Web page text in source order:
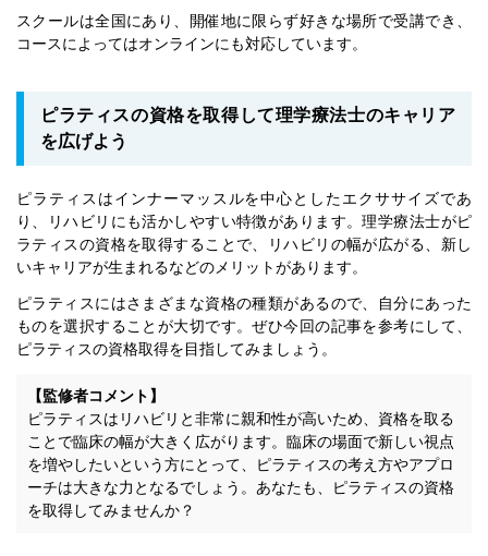
スクールは全国にあり、開催地に限らず好きな場所で受講でき、
コースによってはオンラインにも対応しています。
ピラティスの資格を取得して理学療法士のキャリア
を広げよう
ピラティスはインナーマッスルを中心としたエクササイズであ
り、リハビリにも活かしやすい特徴があります。理学療法士がピ
ラティスの資格を取得することで、リハビリの幅が広がる、新し
いキャリアが生まれるなどのメリットがあります。
ピラティスにはさまざまな資格の種類があるので、自分にあった
ものを選択することが大切です。ぜひ今回の記事を参考にして、
ピラティスの資格取得を目指してみましょう。
【監修者コメント】
ピラティスはリハビリと非常に親和性が高いため、資格を取る
ことで臨床の幅が大きく広がります。臨床の場面で新しい視点
を増やしたいという方にとって、ピラティスの考え方やアプロ
ーチは大きな力となるでしょう。あなたも、ピラティスの資格
を取得してみませんか？